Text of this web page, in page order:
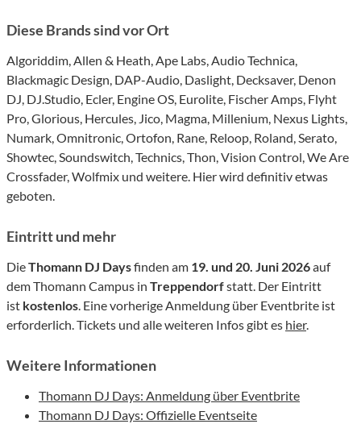
Diese Brands sind vor Ort
Algoriddim, Allen & Heath, Ape Labs, Audio Technica,
Blackmagic Design, DAP-Audio, Daslight, Decksaver, Denon
DJ, DJ.Studio, Ecler, Engine OS, Eurolite, Fischer Amps, Flyht
Pro, Glorious, Hercules, Jico, Magma, Millenium, Nexus Lights,
Numark, Omnitronic, Ortofon, Rane, Reloop, Roland, Serato,
Showtec, Soundswitch, Technics, Thon, Vision Control, We Are
Crossfader, Wolfmix und weitere. Hier wird definitiv etwas
geboten.
Eintritt und mehr
DieThomann DJ Daysfinden am 19. und 20. Juni 2026auf
dem Thomann Campus in Treppendorfstatt. Der Eintritt
ist kostenlos. Eine vorherige Anmeldung über Eventbrite ist
erforderlich. Tickets und alle weiteren Infos gibt es hier.
Weitere Informationen
Thomann DJ Days: Anmeldung über Eventbrite
Thomann DJ Days: Offizielle Eventseite